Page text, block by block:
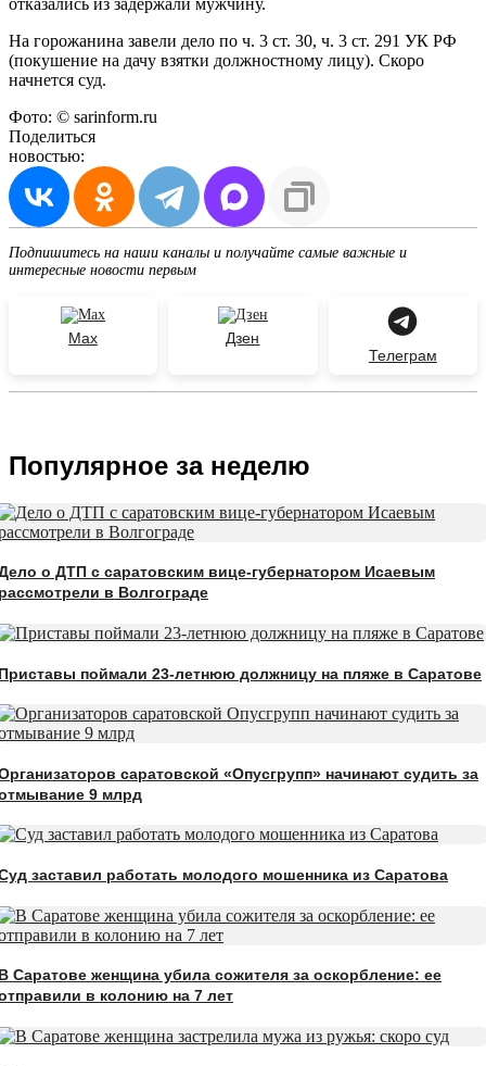
На горожанина завели дело по ч. 3 ст. 30, ч. 3 ст. 291 УК РФ
(покушение на дачу взятки должностному лицу). Скоро
начнется суд.
Фото: © sarinform.ru
Поделиться
новостью:
Подпишитесь на наши каналы и получайте самые важные и
интересные новости первым
Max
Дзен
Телеграм
Популярное за неделю
о ДТП с саратовским вице-губернатором Исаевым
в Волгограде
поймали 23-летнюю должницу на пляже в Саратове
саратовской «Опусгрупп» начинают судить за
9 млрд
заставил работать молодого мошенника из Саратова
Саратове женщина убила сожителя за оскорбление: ее
в колонию на 7 лет